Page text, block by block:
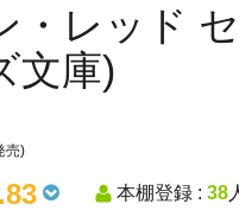
・レッド
文庫)
売)
本棚登録 : 38